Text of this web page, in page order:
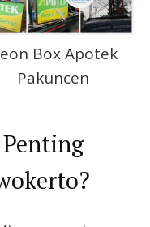
Box Apotek
Pakuncen